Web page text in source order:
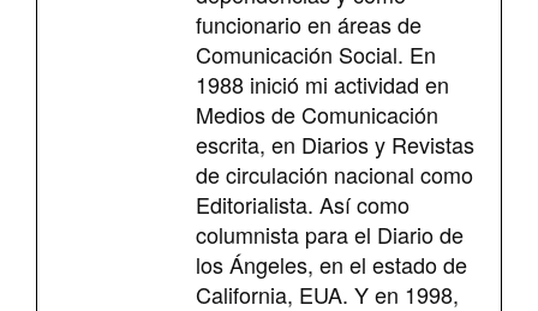
funcionario en áreas de
Comunicación Social. En
1988 inició mi actividad en
Medios de Comunicación
escrita, en Diarios y Revistas
de circulación nacional como
Editorialista. Así como
columnista para el Diario de
los Ángeles, en el estado de
California, EUA. Y en 1998,